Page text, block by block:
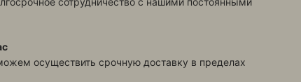
осуществить срочную доставку в пределах